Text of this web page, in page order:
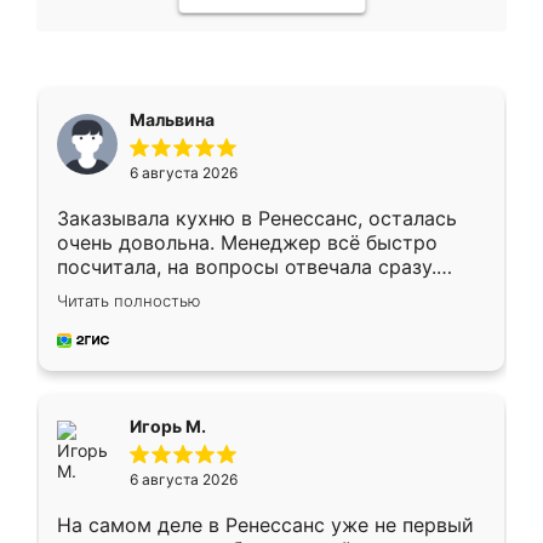
Мальвина
6 августа 2026
Заказывала кухню в Ренессанс, осталась
очень довольна. Менеджер всё быстро
посчитала, на вопросы отвечала сразу.
Замерщик приехал в субботу, подошёл к
делу со всей ответственностью. Собрали
за день, ребята работали аккуратно, даже
Читать полностью
Игорь М.
6 августа 2026
На самом деле в Ренессанс уже не первый